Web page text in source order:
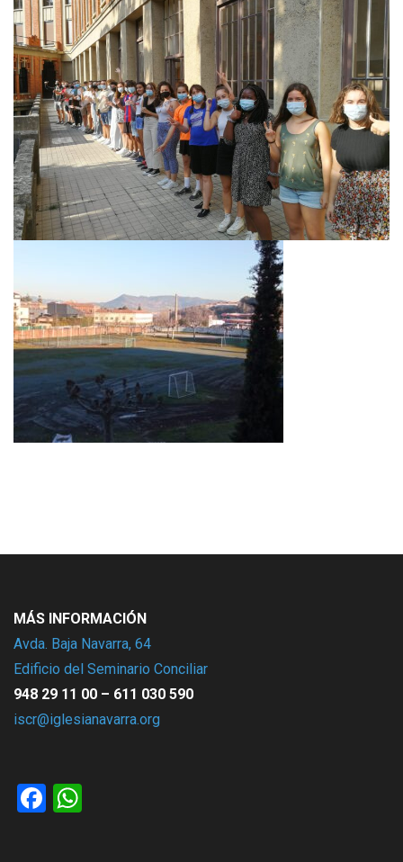
MÁS INFORMACIÓN
Avda. Baja Navarra, 64
Edificio del Seminario Conciliar
948 29 11 00 – 611 030 590
iscr@iglesianavarra.org
Facebook